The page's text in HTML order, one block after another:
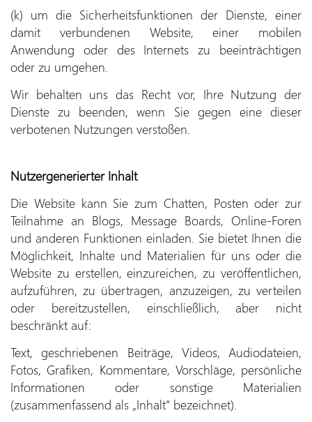
(k) um die Sicherheitsfunktionen der Dienste, einer
damit verbundenen Website, einer mobilen
Anwendung oder des Internets zu beeinträchtigen
oder zu umgehen.
Wir behalten uns das Recht vor, Ihre Nutzung der
Dienste zu beenden, wenn Sie gegen eine dieser
verbotenen Nutzungen verstoßen.
Nutzergenerierter Inhalt
Die Website kann Sie zum Chatten, Posten oder zur
Teilnahme an Blogs, Message Boards, Online-Foren
und anderen Funktionen einladen. Sie bietet Ihnen die
Möglichkeit, Inhalte und Materialien für uns oder die
Website zu erstellen, einzureichen, zu veröffentlichen,
aufzuführen, zu übertragen, anzuzeigen, zu verteilen
oder bereitzustellen, einschließlich, aber nicht
beschränkt auf:
Text, geschriebenen Beiträge, Videos, Audiodateien,
Fotos, Grafiken, Kommentare, Vorschläge, persönliche
Informationen oder sonstige Materialien
(zusammenfassend als „Inhalt“ bezeichnet).